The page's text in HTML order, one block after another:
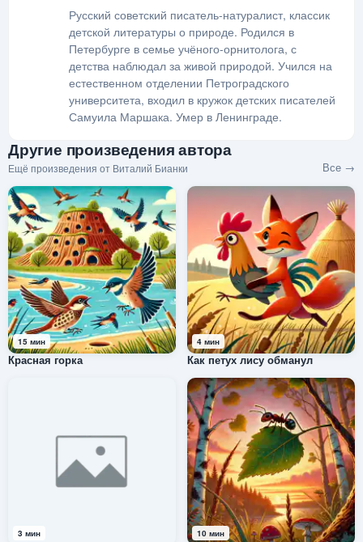
Русский советский писатель-натуралист, классик
детской литературы о природе. Родился в
Петербурге в семье учёного-орнитолога, с
детства наблюдал за живой природой. Учился на
естественном отделении Петроградского
университета, входил в кружок детских писателей
Самуила Маршака. Умер в Ленинграде.
Другие произведения автора
Ещё произведения от Виталий Бианки Все →
15 мин
Красная горка
4 мин
Как петух лису обманул
3 мин 10 мин